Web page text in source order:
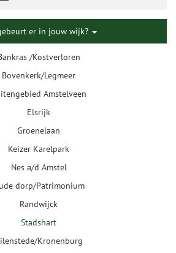
er in jouw wijk?
/Kostverloren
Bovenkerk/Legmeer
Amstelveen
Elsrijk
Groenelaan
Keizer Karelpark
Nes a/d Amstel
dorp/Patrimonium
Randwijck
Stadshart
Kronenburg